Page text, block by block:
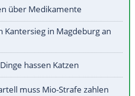
über Medikamente
Kantersieg in Magdeburg an
hassen Katzen
muss Mio-Strafe zahlen